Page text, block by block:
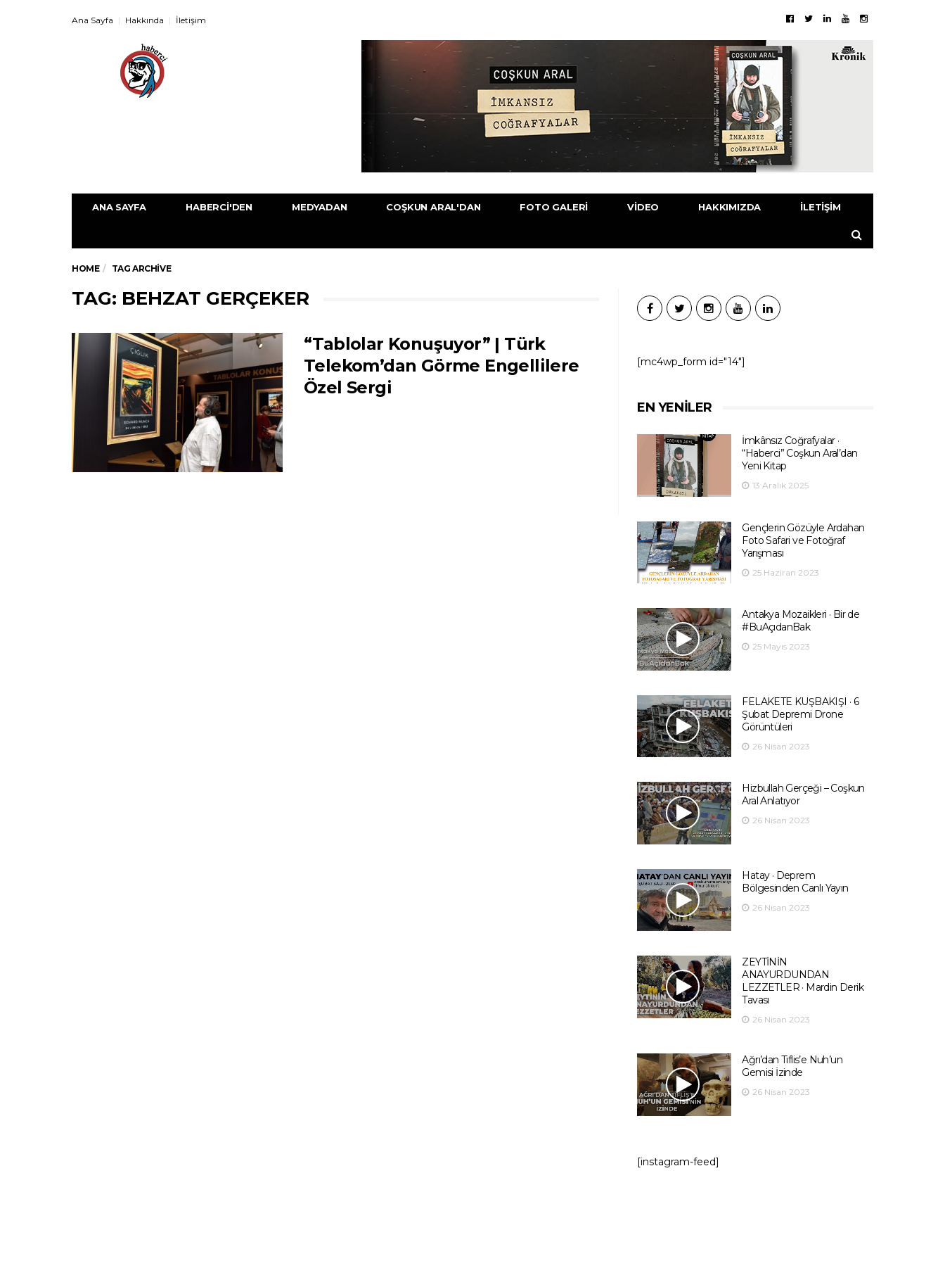
Ana Sayfa Hakkında İletişim
ANA SAYFA HABERCI'DEN MEDYADAN COŞKUN ARAL'DAN FOTO GALERI VIDEO HAKKIMIZDA İLETIŞIM
HOME TAG ARCHIVE
TAG: BEHZAT GERÇEKER
“Tablolar Konuşuyor” | Türk
Telekom’dan Görme Engellilere
Özel Sergi
[mc4wp_form id="14"]
EN YENILER
İmkânsız Coğrafyalar ·
“Haberci” Coşkun Aral’dan
Yeni Kitap
13 Aralık 2025
Gençlerin Gözüyle Ardahan
Foto Safari ve Fotoğraf
Yarışması
25 Haziran 2023
Antakya Mozaikleri · Bir de
#BuAçıdanBak
25 Mayıs 2023
FELAKETE KUŞBAKIŞI · 6
Şubat Depremi Drone
Görüntüleri
26 Nisan 2023
Hizbullah Gerçeği – Coşkun
Aral Anlatıyor
26 Nisan 2023
Hatay · Deprem
Bölgesinden Canlı Yayın
26 Nisan 2023
ZEYTİNİN
ANAYURDUNDAN
LEZZETLER · Mardin Derik
Tavası
26 Nisan 2023
Ağrı’dan Tiflis’e Nuh’un
Gemisi İzinde
26 Nisan 2023
[instagram-feed]